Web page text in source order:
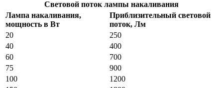
Световой поток лампы накаливания
Лампа накаливания,
мощность в Вт
Приблизительный световой
поток, Лм
20
250
40
400
60
700
75
900
100
1200